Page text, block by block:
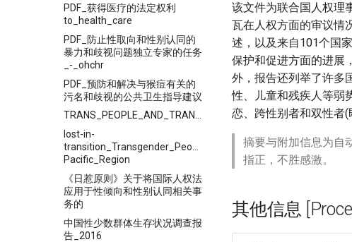
PDF_获得医疗的法定权利
to_health_care
PDF_防止性取向和性别认同的
暴力和歧视问题独立专家的任务
_-_ohchr
PDF_预防和解决与猴痘有关的
污名和歧视的公共卫生指导建议
TRANS_PEOPLE_AND_TRANS_COMMUNITIES_IN_ASIA
lost-in-
Pacific_Region
《日惹原则》关于将国际人权法
应用于性倾向和性别认同相关事
务的
中国性少数群体生存状况调查报
告_2016
该文件为联合国人权理
瓦在人权方面的审议情
述，以及来自101个国
保护和促进方面的进展
外，报告还列举了许多
性、儿童和残疾人等弱
恋、跨性别者和双性者(
摘要与附加信息为自
指正，不胜感激。
其他信息